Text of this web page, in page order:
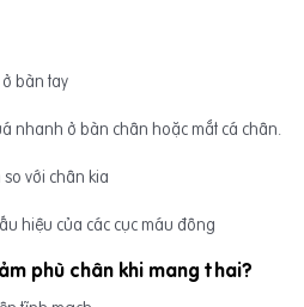
bàn tay
nhanh ở bàn chân hoặc mắt cá chân.
với chân kia
hiệu của các cục máu đông
phù chân khi mang thai?